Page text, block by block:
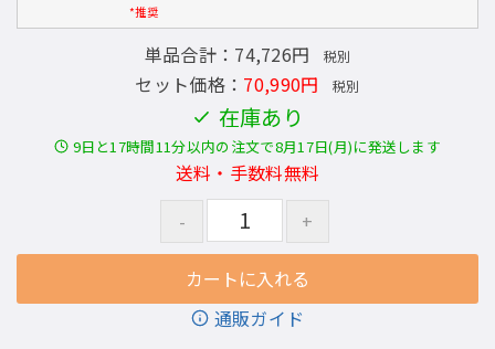
*推奨
単品合計：74,726円 税別
セット価格： 70,990円 税別
在庫あり
9日と17時間11分以内の注文で8月17日(月)に発送します
送料・手数料無料
通販ガイド